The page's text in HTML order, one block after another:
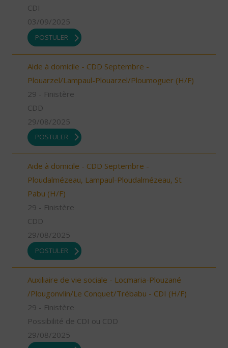
CDI
03/09/2025
POSTULER
Aide à domicile - CDD Septembre -
Plouarzel/Lampaul-Plouarzel/Ploumoguer (H/F)
29 - Finistère
CDD
29/08/2025
POSTULER
Aide à domicile - CDD Septembre -
Ploudalmézeau, Lampaul-Ploudalmézeau, St
Pabu (H/F)
29 - Finistère
CDD
29/08/2025
POSTULER
Auxiliaire de vie sociale - Locmaria-Plouzané
/Plougonvlin/Le Conquet/Trébabu - CDI (H/F)
29 - Finistère
Possibilité de CDI ou CDD
29/08/2025